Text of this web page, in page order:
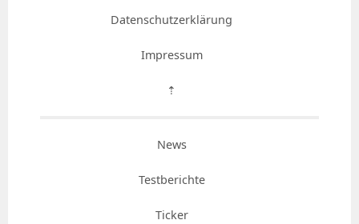
Datenschutzerklärung
Impressum
⇡
News
Testberichte
Ticker